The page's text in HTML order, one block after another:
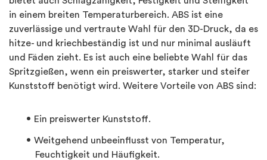
in einem breiten Temperaturbereich. ABS ist eine
zuverlässige und vertraute Wahl für den 3D-Druck, da es
hitze- und kriechbeständig ist und nur minimal ausläuft
und Fäden zieht. Es ist auch eine beliebte Wahl für das
Spritzgießen, wenn ein preiswerter, starker und steifer
Kunststoff benötigt wird. Weitere Vorteile von ABS sind:
Ein preiswerter Kunststoff.
Weitgehend unbeeinflusst von Temperatur,
Feuchtigkeit und Häufigkeit.